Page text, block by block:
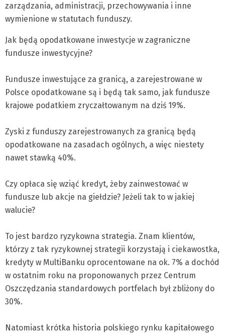
zarządzania, administracji, przechowywania i inne
wymienione w statutach funduszy.
Jak będą opodatkowane inwestycje w zagraniczne
fundusze inwestycyjne?
Fundusze inwestujące za granicą, a zarejestrowane w
Polsce opodatkowane są i będą tak samo, jak fundusze
krajowe podatkiem zryczałtowanym na dziś 19%.
Zyski z funduszy zarejestrowanych za granicą będą
opodatkowane na zasadach ogólnych, a więc niestety
nawet stawką 40%.
Czy opłaca się wziąć kredyt, żeby zainwestować w
fundusze lub akcje na giełdzie? Jeżeli tak to w jakiej
walucie?
To jest bardzo ryzykowna strategia. Znam klientów,
którzy z tak ryzykownej strategii korzystają i ciekawostka,
kredyty w MultiBanku oprocentowane na ok. 7% a dochód
w ostatnim roku na proponowanych przez Centrum
Oszczędzania standardowych portfelach był zbliżony do
30%.
Natomiast krótka historia polskiego rynku kapitałowego